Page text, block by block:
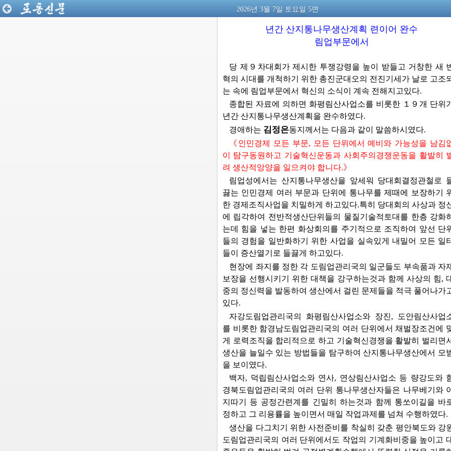
2026년 3월 7일 토요일 5면
년간 산지통나무생산계획 련이어 완수
림업부문에서
당 제９차대회가 제시한 투쟁강령을 높이 받들고 거창한 새
혁의 시대를 개척하기 위한 총진군대오의 전진기세가 날로 고조
는 속에 림업부문에서 혁신의 소식이 계속 전해지고있다.
종합된 자료에 의하면 화평림산사업소를 비롯한 １９개 단위
년간 산지통나무생산계획을 완수하였다.
경애하는 김정은동지께서는 다음과 같이 말씀하시였다.
《인민경제 모든 부문, 모든 단위에서 예비와 가능성을 남김
이 탐구동원하고 기술혁신운동과 사회주의경쟁운동을 활발히
려 생산적앙양을 일으켜야 합니다.》
림업성에서는 산지통나무생산을 앞세워 당대회결정관철로
끓는 인민경제 여러 부문과 단위에 통나무를 제때에 보장하기
한 경제조직사업을 치밀하게 하고있다.특히 당대회의 사상과 정
에 립각하여 전반적생산단위들의 물질기술적토대를 한층 강화
는데 힘을 넣는 한편 화상회의를 주기적으로 조직하여 앞선 단
들의 경험을 일반화하기 위한 사업을 실속있게 내밀어 모든 일
들이 증산열기로 들끓게 하고있다.
현장에 좌지를 정한 각 도림업관리국의 일군들도 부속품과 자
보장을 선행시키기 위한 대책을 강구하는것과 함께 사상의 힘,
중의 정신력을 발동하여 생산에서 걸린 문제들을 적극 풀어나가
있다.
자강도림업관리국의 화평림산사업소와 장진, 도안림산사업
를 비롯한 함경남도림업관리국의 여러 단위에서 채벌장조건에
게 로력조직을 합리적으로 하고 기술혁신경쟁을 활발히 벌리면
생산을 늘일수 있는 방법들을 탐구하여 산지통나무생산에서 모
을 보이였다.
백자, 덕립림산사업소와 연사, 연상림산사업소 등 량강도와
경북도림업관리국의 여러 단위 통나무생산자들은 나무베기와
지따기 등 공정간련계를 긴밀히 하는것과 함께 통쏘이길을 바
정하고 그 리용률을 높이면서 매일 작업과제를 넘쳐 수행하였다.
생산을 다그치기 위한 사전준비를 착실히 갖춘 평안북도와 강
도림업관리국의 여러 단위에서도 작업의 기계화비중을 높이고